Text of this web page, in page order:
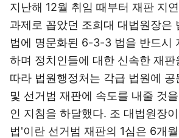
지난해 12월 취임 때부터 재판 지
과제로 꼽았던 조희대 대법원장은
법에 명문화된 6-3-3 법을 반드시
하며 정치인들에 대한 신속한 재판
따라 법원행정처는 각급 법원에 공
및 선거범 재판에 속도를 내줄 것
인 지침을 하달했다. 조 대법원장
법'이란 선거범 재판의 1심은 6개